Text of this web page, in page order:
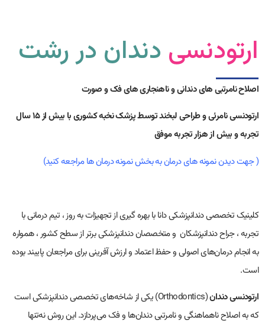
ارتودنسی دندان در رشت
اصلاح نامرتبی های دندانی و ناهنجاری های فک و صورت
ارتودنسی نامرئی و طراحی لبخند توسط پزشک نخبه کشوری با بیش از ۱۵ سال
تجربه و بیش از هزار تجربه موفق
( جهت دیدن نمونه های درمان به بخش نمونه درمان ها مراجعه کنید)
کلینیک تخصصی دندانپزشکی دانا با بهره گیری از تجهیزات به روز ، تیم درمانی با
تجربه ، جراح دندانپزشکان و متخصصان دندانپزشکی برتر از سطح کشور ، همواره
به انجام درمان‌های اصولی و حفظ اعتماد و ارزش آفرینی برای مراجعان پایبند بوده
است.
ارتودنسی دندان
(Orthodontics) یکی از شاخه‌های تخصصی دندانپزشکی است
که به اصلاح ناهماهنگی و نامرتبی دندان‌ها و فک می‌پردازد. این روش نه‌تنها